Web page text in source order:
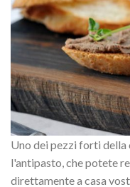
Uno dei pezzi forti della
l'antipasto, che potete
direttamente a casa